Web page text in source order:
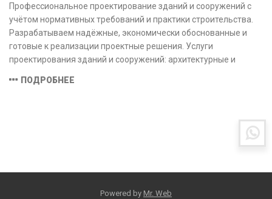
Профессиональное проектирование зданий и сооружений с
учётом нормативных требований и практики строительства.
Разрабатываем надёжные, экономически обоснованные и
готовые к реализации проектные решения. Услуги
проектирования зданий и сооружений: архитектурные и
сметная документация. Полный цикл работ с учётом норм и
ПОДРОБНЕЕ
Powered by Mr. Web